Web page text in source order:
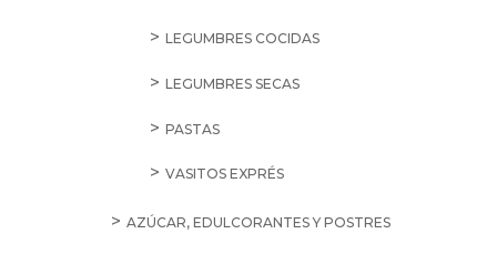
LEGUMBRES COCIDAS
LEGUMBRES SECAS
PASTAS
VASITOS EXPRÉS
AZÚCAR, EDULCORANTES Y POSTRES